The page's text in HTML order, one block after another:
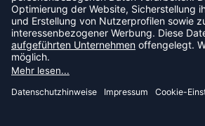
JETZT ANMELDEN